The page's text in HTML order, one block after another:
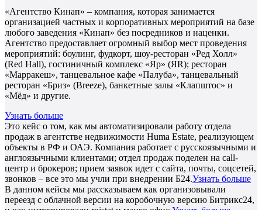
«Агентство Кинап» – компания, которая занимается
организацией частных и корпоративных мероприятий на базе
любого заведения «Кинап» без посредников и наценки.
Агентство предоставляет огромный выбор мест проведения
мероприятий: боулинг, фудкорт, шоу-ресторан «Ред Холл»
(Red Hall), гостиничный комплекс «Яр» (ЯR); ресторан
«Марракеш», танцевальное кафе «Палуба», танцевальный
ресторан «Бриз» (Breeze), банкетные залы «Клапштос» и
«Мёд» и другие.
Узнать больше
Это кейс о том, как мы автоматизировали работу отдела
продаж в агентстве недвижимости Huma Estate, реализующем
объекты в РФ и ОАЭ. Компания работает с русскоязычными и
англоязычными клиентами; отдел продаж поделен на call-
центр и брокеров; прием заявок идет с сайта, почты, соцсетей,
звонков – все это мы учли при внедрении Б24.Узнать больше
В данном кейсы мы рассказываем как организовывали
переезд с облачной версии на коробочную версию Битрикс24,